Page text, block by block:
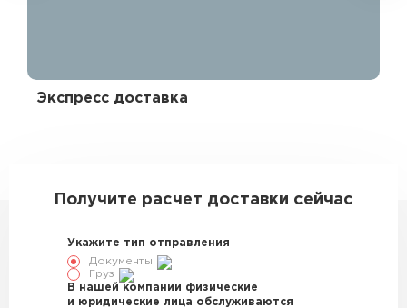
Экспресс доставка
Получите расчет доставки сейчас
Укажите тип отправления
Документы
Груз
В нашей компании физические
и юридические лица обслуживаются